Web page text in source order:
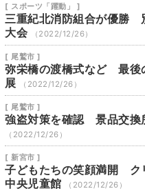
[ スポーツ「躍動」 ]
三重紀北消防組合が優勝
大会
（2022/12/26）
[ 尾鷲市 ]
弥栄橋の渡橋式など 最後
展
（2022/12/26）
[ 尾鷲市 ]
強盗対策を確認 景品交換
（2022/12/26）
[ 新宮市 ]
子どもたちの笑顔満開
中央児童館
（2022/12/26）